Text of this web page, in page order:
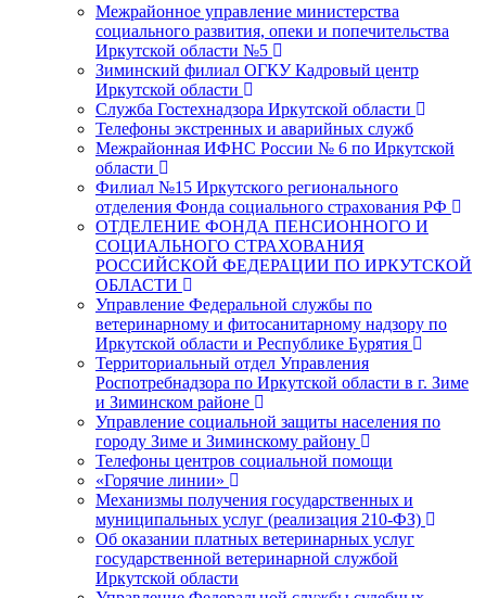
Межрайонное управление министерства
социального развития, опеки и попечительства
Иркутской области №5
Зиминский филиал ОГКУ Кадровый центр
Иркутской области
Служба Гостехнадзора Иркутской области
Телефоны экстренных и аварийных служб
Межрайонная ИФНС России № 6 по Иркутской
области
Филиал №15 Иркутского регионального
отделения Фонда социального страхования РФ
ОТДЕЛЕНИЕ ФОНДА ПЕНСИОННОГО И
СОЦИАЛЬНОГО СТРАХОВАНИЯ
РОССИЙСКОЙ ФЕДЕРАЦИИ ПО ИРКУТСКОЙ
ОБЛАСТИ
Управление Федеральной службы по
ветеринарному и фитосанитарному надзору по
Иркутской области и Республике Бурятия
Территориальный отдел Управления
Роспотребнадзора по Иркутской области в г. Зиме
и Зиминском районе
Управление социальной защиты населения по
городу Зиме и Зиминскому району
Телефоны центров социальной помощи
«Горячие линии»
Механизмы получения государственных и
муниципальных услуг (реализация 210-ФЗ)
Об оказании платных ветеринарных услуг
государственной ветеринарной службой
Иркутской области